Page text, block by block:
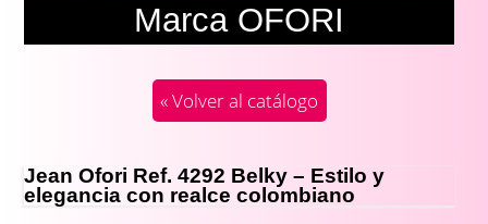
Marca OFORI
« Volver al catálogo
Jean Ofori Ref. 4292 Belky – Estilo y
elegancia con realce colombiano